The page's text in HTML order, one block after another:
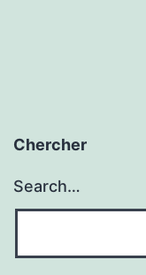
Chercher
Search…